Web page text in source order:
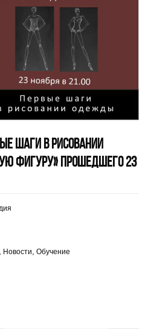
ШАГИ В РИСОВАНИИ
ФИГУРУ» ПРОШЕДШЕГО 23
, Новости, Обучение